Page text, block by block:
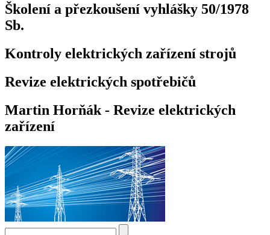
Školení a přezkoušení vyhlášky 50/1978
Sb.
Kontroly elektrických zařízení strojů
Revize elektrických spotřebičů
Martin Horňák - Revize elektrických
zařízení